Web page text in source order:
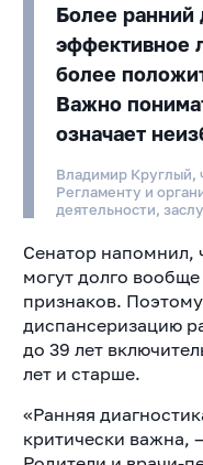
Более ранний
эффективное
более
Важно
означает
Владимир Круглый,
Регламенту и
деятельности,
Сенатор напомнил,
могут долго
признаков.
диспансеризацию
до 39 лет
лет и старше.
«Ранняя
критически важна,